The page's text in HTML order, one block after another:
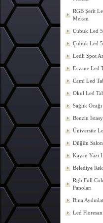
RGB Şerit
Mekan
Çubuk Led
Çubuk Led
Ledli Spot
Eczane Led
Cami Led
Okul Led
Sağlık
Benzin
Üniversite
Düğün
Kayan Yazı
Belediye
Rgb Full
Panoları
Bina
Led